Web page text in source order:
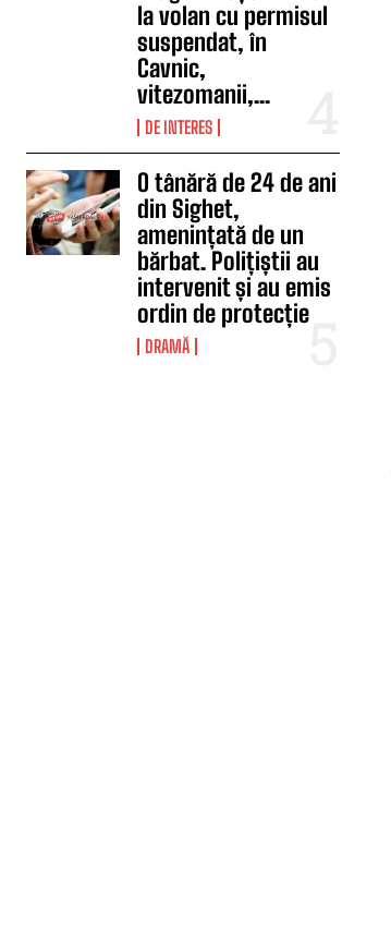
la volan cu permisul
suspendat, în
Cavnic,
vitezomanii,...
DE INTERES
O tânără de 24 de ani
din Sighet,
amenințată de un
bărbat. Polițiștii au
intervenit și au emis
ordin de protecție
DRAMĂ